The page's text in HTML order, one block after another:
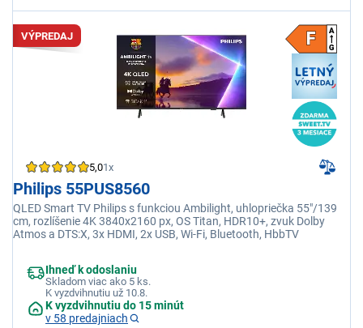
VÝPREDAJ
5,01x
Philips 55PUS8560
QLED Smart TV Philips s funkciou Ambilight, uhlopriečka 55"/139
cm, rozlíšenie 4K 3840x2160 px, OS Titan, HDR10+, zvuk Dolby
Atmos a DTS:X, 3x HDMI, 2x USB, Wi-Fi, Bluetooth, HbbTV
Ihneď k odoslaniu
Skladom viac ako 5 ks.
K vyzdvihnutiu už 10.8.
K vyzdvihnutiu do 15 minút
v 58 predajniach